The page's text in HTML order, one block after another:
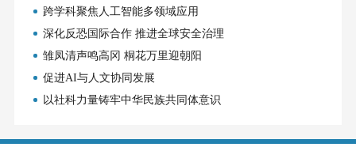
跨学科聚焦人工智能多领域应用
深化反恐国际合作 推进全球安全治理
雏凤清声鸣高冈 桐花万里迎朝阳
促进AI与人文协同发展
以社科力量铸牢中华民族共同体意识